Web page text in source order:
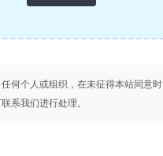
何个人或组织，在未征得本站同意
系我们进行处理。